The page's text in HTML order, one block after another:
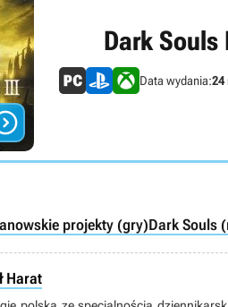
Dark Souls
Data wydania:24
projekty (gry)Dark Souls
Harat